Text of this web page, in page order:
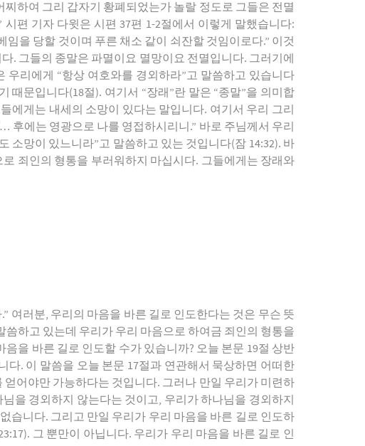
하여 그리 갑자기 황폐되었는가 놀랄 정도로 그들은 전멸
편 기자 다윗은 시편 37편 1-2절에서 이렇게 말했습니다:
을 당할 것이며 푸른 채소 같이 쇠잔할 것임이로다.” 이것
. 그들의 종말은 파멸이요 멸망이요 전멸입니다. 그러기에
리에게 “항상 여호와를 경외하라”고 말씀하고 있습니다
때문입니다(18절). 여기서 “장래”란 말은 “종말”을 의미합
에게는 내세의 소망이 있다는 말입니다. 여기서 우리 그리
후에는 영광으로 나를 영접하시리니.” 바로 주님께서 우리
소망이 있느니라”고 말씀하고 있는 것입니다(잠 14:32). 바
죄인의 형통을 부러워하지 마십시다. 그들에게는 장래와
여러분, 우리의 마음을 바른 길로 인도한다는 것은 무슨 뜻
씀하고 있는데 우리가 우리 마음으로 하여금 죄인의 형통을
을 바른 길로 인도할 수가 있습니까? 오늘 본문 19절 상반
다. 이 말씀을 오늘 본문 17절과 연관해서 묵상하면 어떠한
어야만 가능하다는 것입니다. 그러나 만일 우리가 미련하
을 경외하지 않는다는 것이고, 우리가 하나님을 경외하지
습니다. 그리고 만일 우리가 우리 마음을 바른 길로 인도하
그 뿐만이 아닙니다. 우리가 우리 마음을 바른 길로 인